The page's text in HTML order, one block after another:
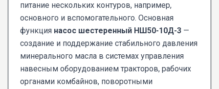
питание нескольких контуров, например,
основного и вспомогательного. Основная
функция насос шестеренный НШ50-10Д-3 —
создание и поддержание стабильного давления
минерального масла в системах управления
навесным оборудованием тракторов, рабочих
органами комбайнов, поворотными